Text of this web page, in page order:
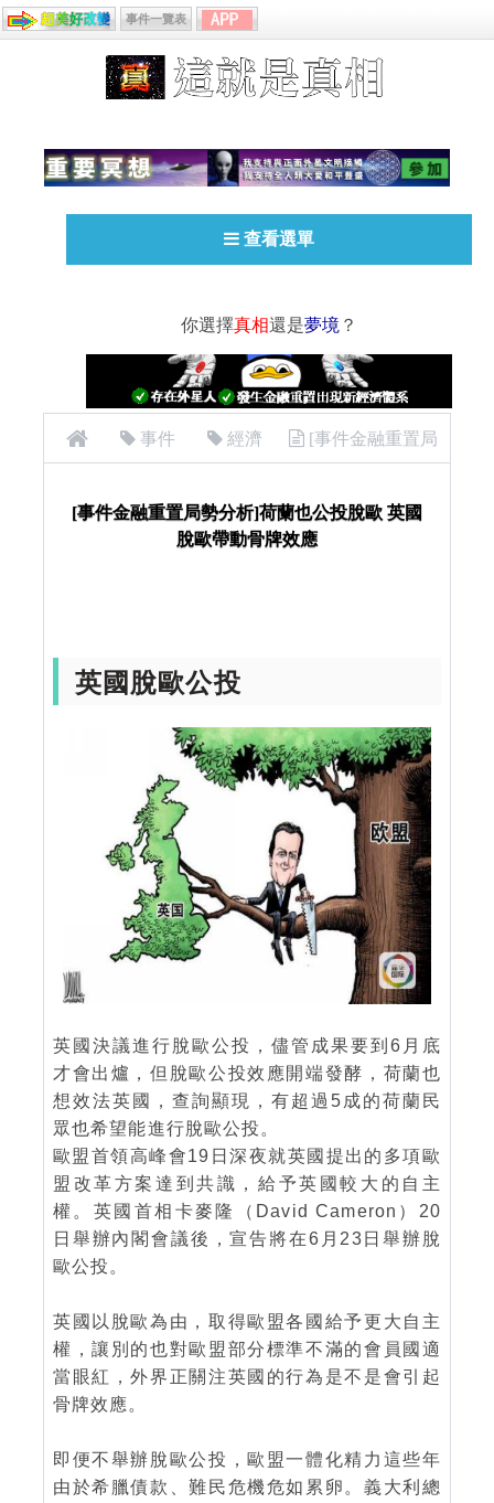
事件一覽表
查看選單
你選擇真相還是夢境 ？
事件 經濟 [事件金融重置局
[事件金融重置局勢分析]荷蘭也公投脫歐 英國
脫歐帶動骨牌效應
英國脫歐公投
英國決議進行脫歐公投，儘管成果要到6月底
才會出爐，但脫歐公投效應開端發酵，荷蘭也
想效法英國，查詢顯現，有超過5成的荷蘭民
眾也希望能進行脫歐公投。
歐盟首領高峰會19日深夜就英國提出的多項歐
盟改革方案達到共識，給予英國較大的自主
權。英國首相卡麥隆（David Cameron）20
日舉辦內閣會議後，宣告將在6月23日舉辦脫
歐公投。
英國以脫歐為由，取得歐盟各國給予更大自主
權，讓別的也對歐盟部分標準不滿的會員國適
當眼紅，外界正關注英國的行為是不是會引起
骨牌效應。
即便不舉辦脫歐公投，歐盟一體化精力這些年
由於希臘債款、難民危機危如累卵。義大利總